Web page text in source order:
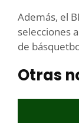
Además, el
selecciones
de
Otras